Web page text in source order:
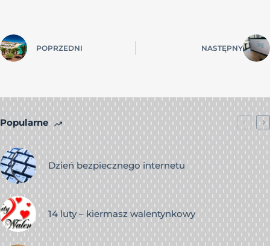
POPRZEDNI NASTĘPNY
Popularne
Dzień bezpiecznego internetu
14 luty – kiermasz walentynkowy